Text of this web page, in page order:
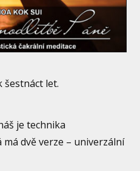
šestnáct let.
je technika
dvě verze – univerzální